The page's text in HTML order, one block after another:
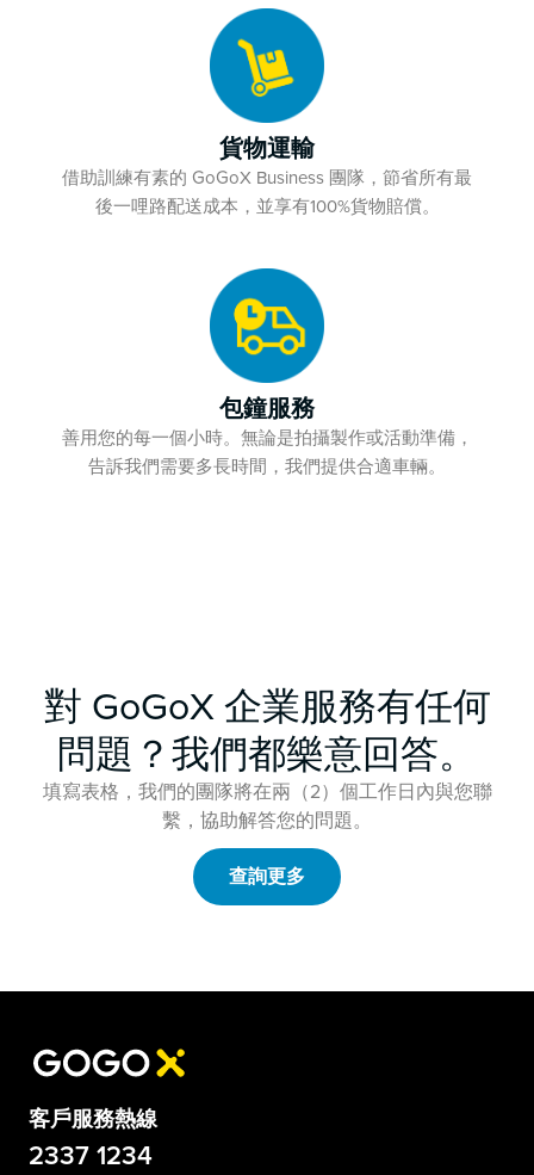
貨物運輸
借助訓練有素的 GoGoX Business 團隊，節省所有最
後一哩路配送成本，並享有100%貨物賠償。
包鐘服務
善用您的每一個小時。無論是拍攝製作或活動準備，
告訴我們需要多長時間，我們提供合適車輛。
對 GoGoX 企業服務有任何
問題？我們都樂意回答。
填寫表格，我們的團隊將在兩（2）個工作日內與您聯
繫，協助解答您的問題。
查詢更多
客戶服務熱線
2337 1234